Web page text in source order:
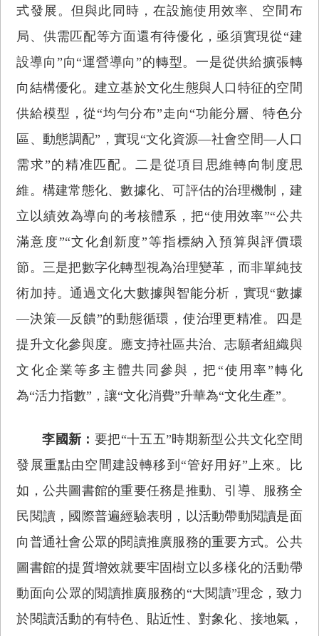
式發展。但與此同時，在設施使用效率、空間布
局、供需匹配等方面還有待優化，亟須實現從“建
設導向”向“運營導向”的轉型。一是從供給擴張轉
向結構優化。建立基於文化生態與人口特征的空間
供給模型，從“均勻分布”走向“功能分層、特色分
區、動態調配”，實現“文化資源—社會空間—人口
需求”的精准匹配。二是從項目思維轉向制度思
維。構建常態化、數據化、可評估的治理機制，建
立以績效為導向的考核體系，把“使用效率”“公共
滿意度”“文化創新度”等指標納入預算與評價環
節。三是把數字化轉型視為治理變革，而非單純技
術加持。通過文化大數據與智能分析，實現“數據
—決策—反饋”的動態循環，使治理更精准。四是
提升文化參與度。應支持社區共治、志願者組織與
文化企業等多主體共同參與，把“使用率”轉化
為“活力指數”，讓“文化消費”升華為“文化生產”。
李國新： 要把“十五五”時期新型公共文化空間
發展重點由空間建設轉移到“管好用好”上來。比
如，公共圖書館的重要任務是推動、引導、服務全
民閱讀，國際普遍經驗表明，以活動帶動閱讀是面
向普通社會公眾的閱讀推廣服務的重要方式。公共
圖書館的提質增效就要牢固樹立以多樣化的活動帶
動面向公眾的閱讀推廣服務的“大閱讀”理念，致力
於閱讀活動的有特色、貼近性、對象化、接地氣，